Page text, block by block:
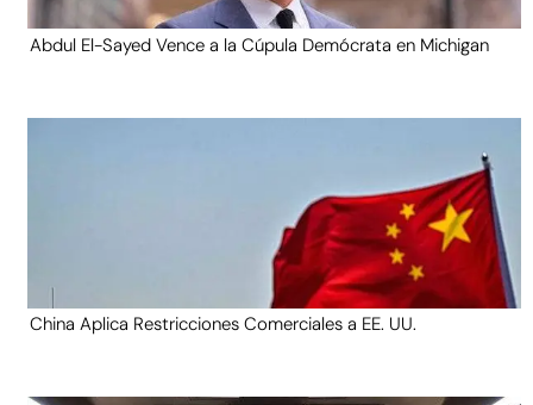
Abdul El-Sayed Vence a la Cúpula Demócrata en Michigan
China Aplica Restricciones Comerciales a EE. UU.